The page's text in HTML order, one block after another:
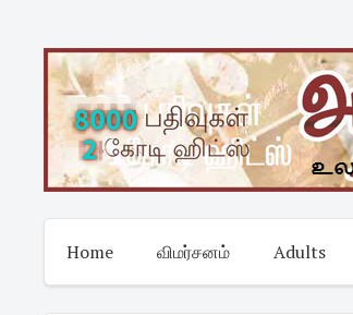
content
Home விமர்சனம் Adults